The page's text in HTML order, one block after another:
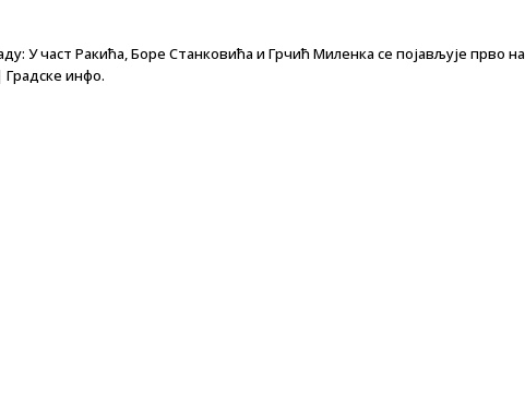
У част Ракића, Боре Станковића и Грчић Миленка се појављује прво на
Градске инфо.